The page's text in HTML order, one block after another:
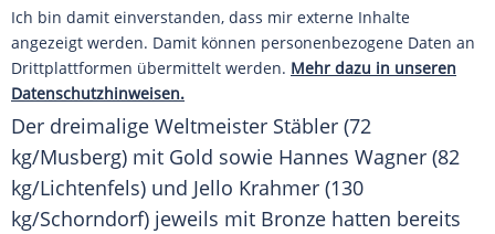
Ich bin damit einverstanden, dass mir externe Inhalte
angezeigt werden. Damit können personenbezogene Daten an
Drittplattformen übermittelt werden. Mehr dazu in unseren
Datenschutzhinweisen.
Der dreimalige Weltmeister Stäbler (72
kg/Musberg) mit Gold sowie Hannes Wagner (82
kg/Lichtenfels) und Jello Krahmer (130
kg/Schorndorf) jeweils mit Bronze hatten bereits